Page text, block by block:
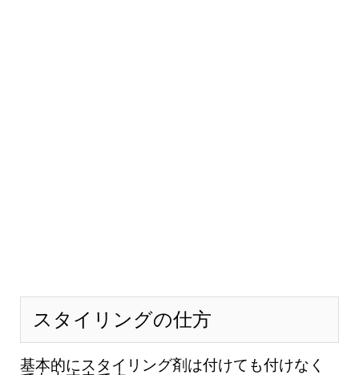
スタイリングの仕方
基本的にスタイリング剤は付けても付けなく